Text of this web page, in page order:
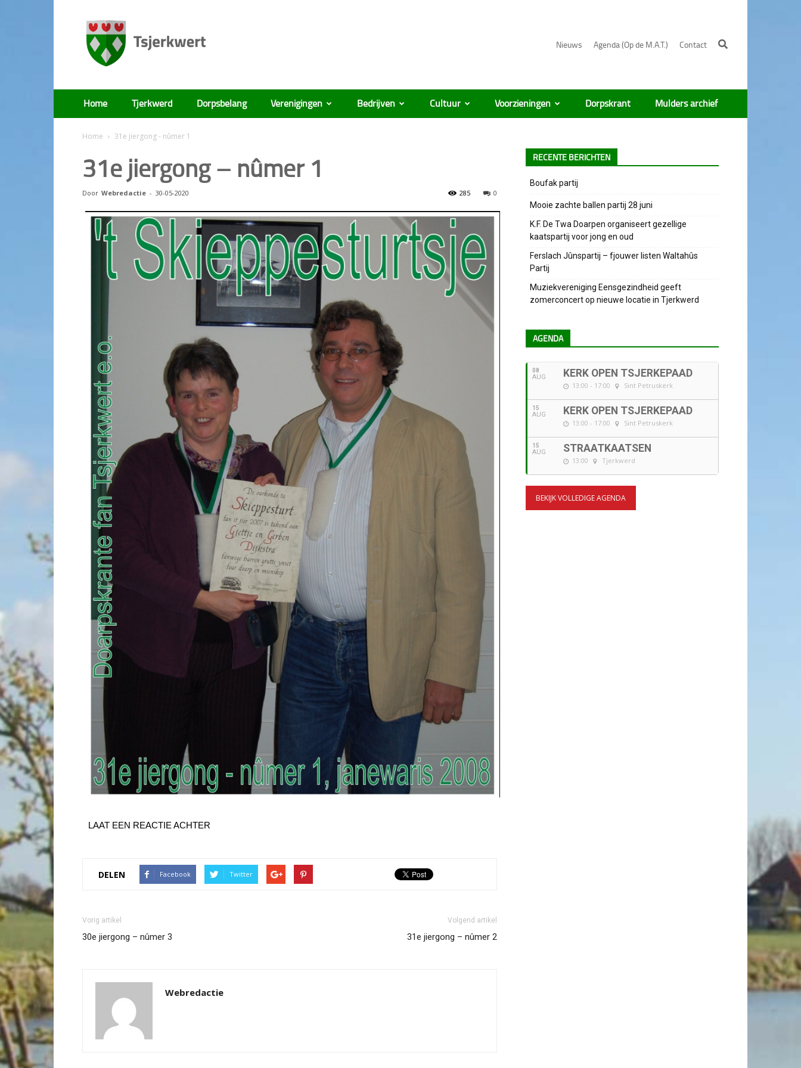
Nieuws Agenda (Op de M.A.T.) Contact
Tsjerkwert
Home Tjerkwerd Dorpsbelang Verenigingen Bedrijven Cultuur Voorzieningen Dorpskrant Mulders archief
Home 31e jiergong - nûmer 1
31e jiergong – nûmer 1
Door Webredactie - 30-05-2020 0
285
LAAT EEN REACTIE ACHTER
DELEN Facebook Twitter
Vorig artikel
30e jiergong – nûmer 3
Volgend artikel
31e jiergong – nûmer 2
Webredactie
RECENTE BERICHTEN
Boufak partij
Mooie zachte ballen partij 28 juni
K.F. De Twa Doarpen organiseert gezellige
kaatspartij voor jong en oud
Ferslach Jûnspartij – fjouwer listen Waltahûs
Partij
Muziekvereniging Eensgezindheid geeft
zomerconcert op nieuwe locatie in Tjerkwerd
AGENDA
08
AUG KERK OPEN TSJERKEPAAD
13:00 - 17:00 Sint Petruskerk
15
AUG KERK OPEN TSJERKEPAAD
13:00 - 17:00 Sint Petruskerk
15
AUG STRAATKAATSEN
13:00 Tjerkwerd
BEKIJK VOLLEDIGE AGENDA